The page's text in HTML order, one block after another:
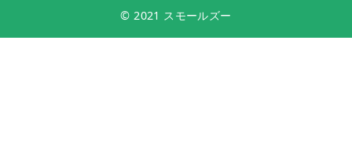
© 2021 スモールズー